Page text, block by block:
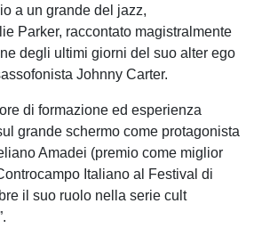
a un grande del jazz,
Parker, raccontato magistralmente
degli ultimi giorni del suo alter ego
Johnny Carter.
di formazione ed esperienza
grande schermo come protagonista
Amadei (premio come miglior
Italiano al Festival di
il suo ruolo nella serie cult